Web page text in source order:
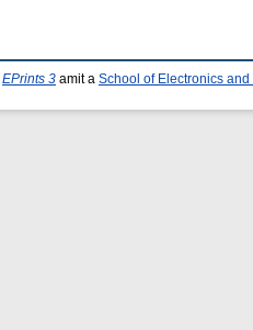
EPrints 3 amit a School of Electronics